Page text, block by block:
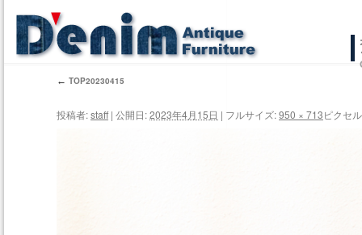
ン
← TOP20230415
投稿者:staff | 公開日:2023年4月15日 | フルサイズ:950 × 713ピクセル